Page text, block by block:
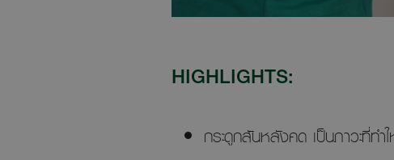
HIGHLIGHTS:
กระดูกสันหลังคด เป็นภาวะที่ท